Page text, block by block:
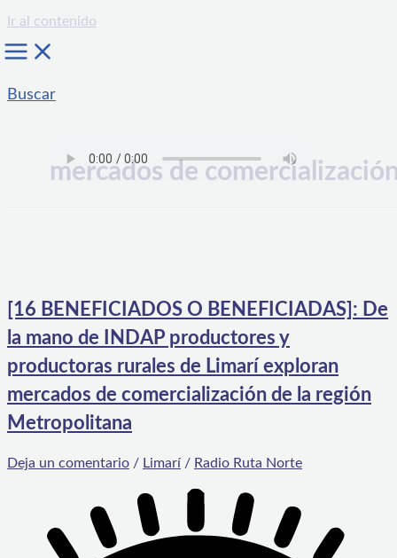
Ir al contenido
Buscar
mercados de
[16 BENEFICIADOS O BENEFICIADAS]: De
la mano de INDAP productores y
productoras rurales de Limarí exploran
mercados de comercialización de la región
Metropolitana
Deja un comentario / Limarí / Radio Ruta Norte